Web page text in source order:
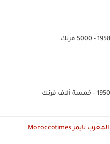
المغرب تايمز Moroccotimes